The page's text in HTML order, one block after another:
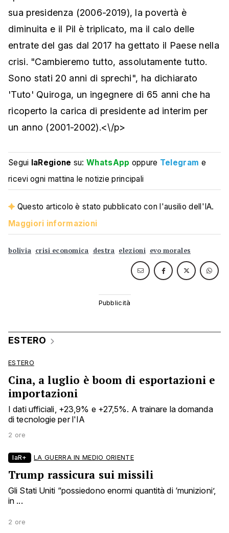
sua presidenza (2006-2019), la povertà è
diminuita e il Pil è triplicato, ma il calo delle
entrate del gas dal 2017 ha gettato il Paese nella
crisi. "Cambieremo tutto, assolutamente tutto.
Sono stati 20 anni di sprechi", ha dichiarato
'Tuto' Quiroga, un ingegnere di 65 anni che ha
ricoperto la carica di presidente ad interim per
un anno (2001-2002).<\/p>
Segui laRegione su:WhatsApp oppure Telegram e
ricevi ogni mattina le notizie principali
Questo articolo è stato pubblicato con l'ausilio dell'IA.
Maggiori informazioni
bolivia crisi economica destra elezioni evo morales
ESTERO
ESTERO
Cina, a luglio è boom di esportazioni e
importazioni
I dati ufficiali, +23,9% e +27,5%. A trainare la domanda
di tecnologie per l'IA
2 ore
laR+ LA GUERRA IN MEDIO ORIENTE
Trump rassicura sui missili
Gli Stati Uniti “possiedono enormi quantità di ‘munizioni’,
in ...
2 ore